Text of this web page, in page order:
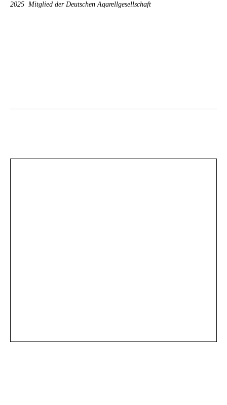
2025 Mitglied der Deutschen Aqarellgesellschaft